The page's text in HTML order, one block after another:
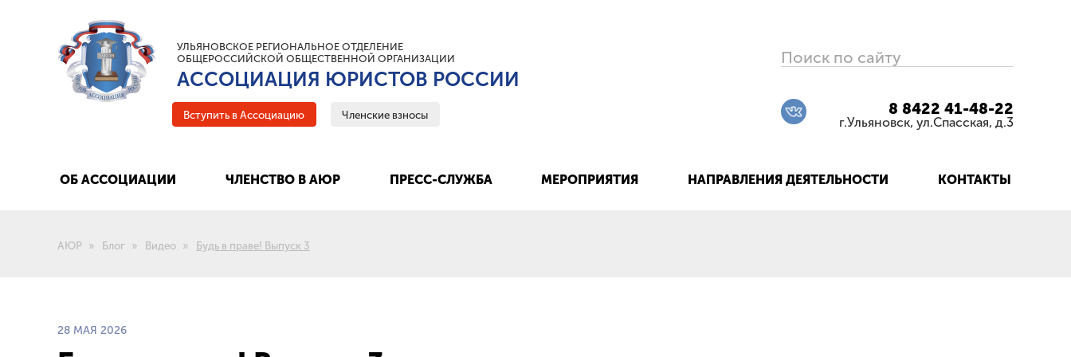
УЛЬЯНОВСКОЕ РЕГИОНАЛЬНОЕ ОТДЕЛЕНИЕ
ОБЩЕРОССИЙСКОЙ ОБЩЕСТВЕННОЙ ОРГАНИЗАЦИИ
АССОЦИАЦИЯ ЮРИСТОВ РОССИИ
Вступить в Ассоциацию Членские взносы
Поиск по сайту
8 8422 41-48-22
г.Ульяновск, ул.Спасская, д.3
ОБ АССОЦИАЦИИ ЧЛЕНСТВО В АЮР ПРЕСС-СЛУЖБА МЕРОПРИЯТИЯ НАПРАВЛЕНИЯ ДЕЯТЕЛЬНОСТИ КОНТАКТЫ
АЮР Блог Видео Будь в праве! Выпуск 3
28 МАЯ 2026